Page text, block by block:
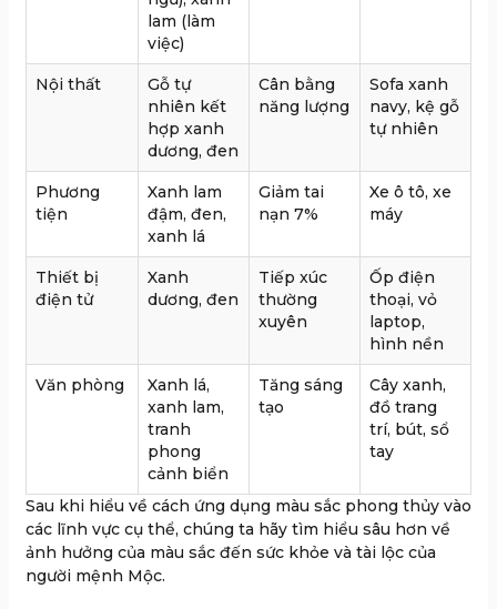
lam (làm
việc)
Nội thất
Gỗ tự
nhiên kết
hợp xanh
dương, đen
Cân bằng
năng lượng
Sofa xanh
navy, kệ gỗ
tự nhiên
Phương
tiện
Xanh lam
đậm, đen,
xanh lá
Giảm tai
nạn 7%
Xe ô tô, xe
máy
Thiết bị
điện tử
Xanh
dương, đen
Tiếp xúc
thường
xuyên
Ốp điện
thoại, vỏ
laptop,
hình nền
Văn phòng
Xanh lá,
xanh lam,
tranh
phong
cảnh biển
Tăng sáng
tạo
Cây xanh,
đồ trang
trí, bút, sổ
tay
Sau khi hiểu về cách ứng dụng màu sắc phong thủy vào
các lĩnh vực cụ thể, chúng ta hãy tìm hiểu sâu hơn về
ảnh hưởng của màu sắc đến sức khỏe và tài lộc của
người mệnh Mộc.